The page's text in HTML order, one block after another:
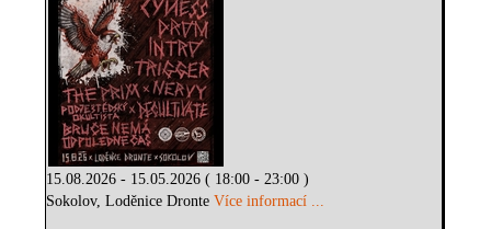
15.08.2026 - 15.05.2026 ( 18:00 - 23:00 )
Sokolov, Loděnice DronteVíce informací ...